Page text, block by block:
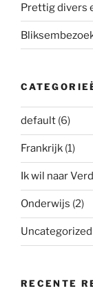
Prettig divers
default (6)
Frankrijk (1)
Ik wil naar
Onderwijs (2)
Uncategorized
RECENTE